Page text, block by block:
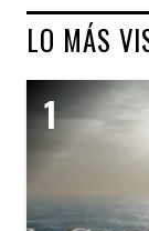
LO MÁS